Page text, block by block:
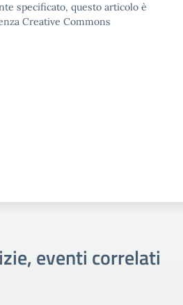
specificato, questo articolo è
Creative Commons
eventi correlati